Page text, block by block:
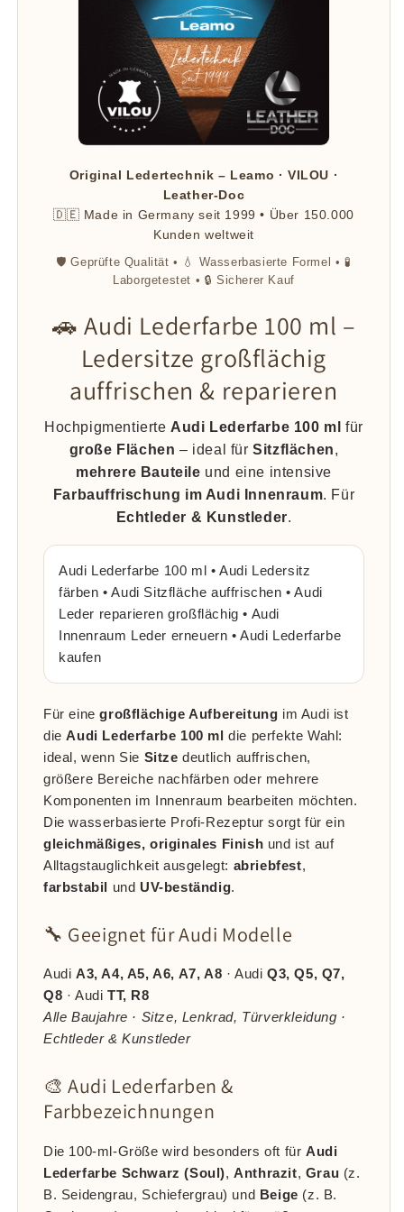
Original Ledertechnik – Leamo · VILOU ·
Leather-Doc
🇩🇪 Made in Germany seit 1999 • Über 150.000
Kunden weltweit
🛡️ Geprüfte Qualität • 💧 Wasserbasierte Formel • 🧪
Laborgetestet • 🔒 Sicherer Kauf
🚗 Audi Lederfarbe 100 ml –
Ledersitze großflächig
auffrischen & reparieren
Hochpigmentierte Audi Lederfarbe 100 ml für
große Flächen – ideal fürSitzflächen,
mehrere Bauteile und eine intensive
Farbauffrischung im Audi Innenraum. Für
Echtleder & Kunstleder.
Audi Lederfarbe 100 ml • Audi Ledersitz
färben • Audi Sitzfläche auffrischen • Audi
Leder reparieren großflächig • Audi
Innenraum Leder erneuern • Audi Lederfarbe
kaufen
Für einegroßflächige Aufbereitung im Audi ist
dieAudi Lederfarbe 100 ml die perfekte Wahl:
ideal, wenn Sie Sitze deutlich auffrischen,
größere Bereiche nachfärben oder mehrere
Komponenten im Innenraum bearbeiten möchten.
Die wasserbasierte Profi-Rezeptur sorgt für ein
gleichmäßiges, originales Finish und ist auf
Alltagstauglichkeit ausgelegt: abriebfest,
farbstabil und UV-beständig.
🔧 Geeignet für Audi Modelle
Audi A3, A4, A5, A6, A7, A8 · AudiQ3, Q5, Q7,
Q8 · AudiTT, R8
Alle Baujahre · Sitze, Lenkrad, Türverkleidung ·
Echtleder & Kunstleder
🎨 Audi Lederfarben &
Farbbezeichnungen
Die 100-ml-Größe wird besonders oft für Audi
Lederfarbe Schwarz (Soul),Anthrazit, Grau (z.
B. Seidengrau, Schiefergrau) und Beige (z. B.